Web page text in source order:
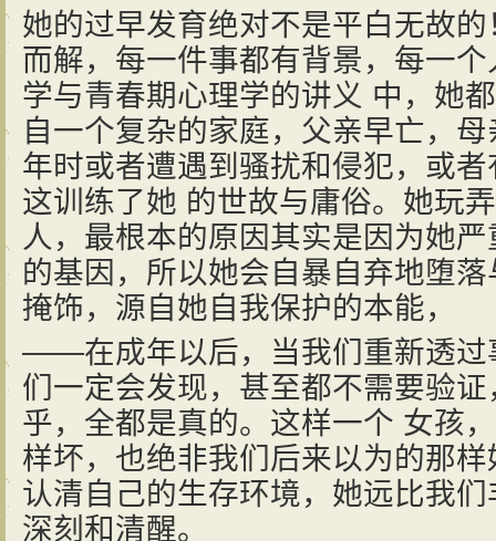
她的过早发育绝对不是平白无故
而解，每一件事都有背景，每一
学与青春期心理学的讲义 中，她
自一个复杂的家庭，父亲早亡，
年时或者遭遇到骚扰和侵犯，或
这训练了她 的世故与庸俗。她玩
人，最根本的原因其实是因为她
的基因，所以她会自暴自弃地堕
掩饰，源自她自我保护的本能，
——在成年以后，当我们重新透过
们一定会发现，甚至都不需要验
乎，全都是真的。这样一个 女孩
样坏，也绝非我们后来以为的那
认清自己的生存环境，她远比我
深刻和清醒。